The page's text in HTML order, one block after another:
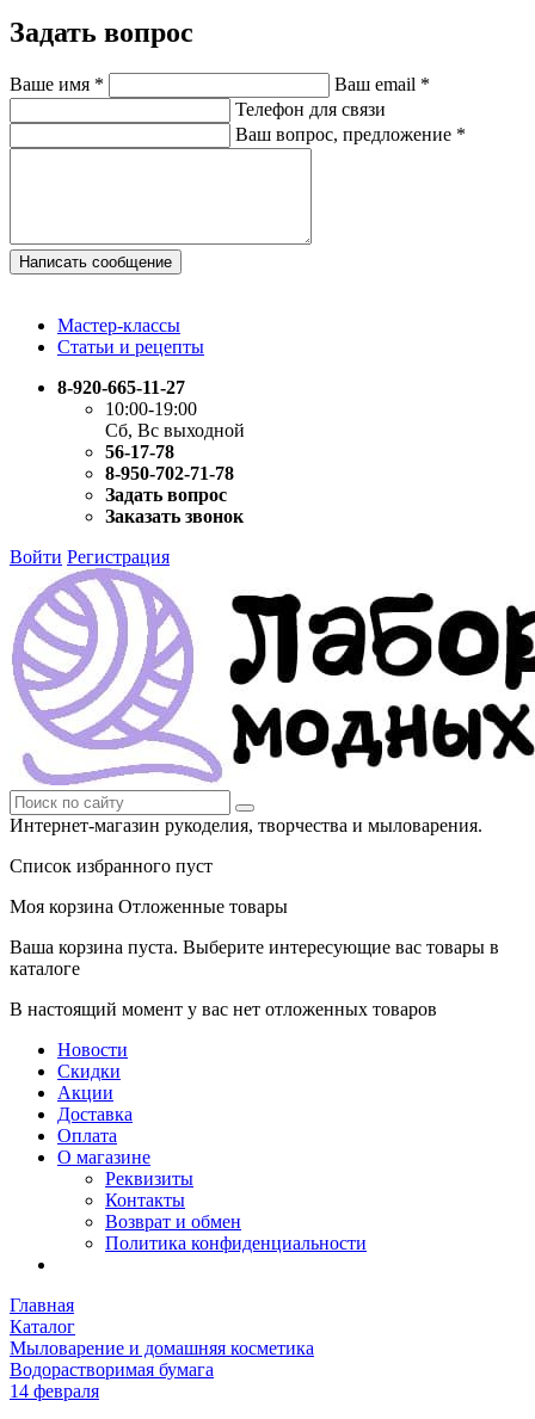
Задать вопрос
Ваше имя * Ваш email *
Телефон для связи
Ваш вопрос, предложение *
Написать сообщение
Мастер-классы
Статьи и рецепты
8-920-665-11-27
10:00-19:00
Сб, Вс выходной
56-17-78
8-950-702-71-78
Задать вопрос
Заказать звонок
Войти Регистрация
Интернет-магазин рукоделия, творчества и мыловарения.
Список избранного пуст
Моя корзина Отложенные товары
Ваша корзина пуста. Выберите интересующие вас товары в
каталоге
В настоящий момент у вас нет отложенных товаров
Новости
Скидки
Акции
Доставка
Оплата
О магазине
Реквизиты
Контакты
Возврат и обмен
Политика конфиденциальности
Главная
Каталог
Мыловарение и домашняя косметика
Водорастворимая бумага
14 февраля